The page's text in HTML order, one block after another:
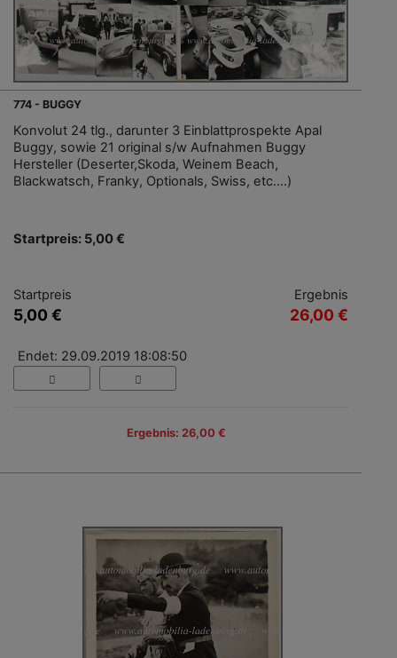
774 - BUGGY
Konvolut 24 tlg., darunter 3 Einblattprospekte Apal
Buggy, sowie 21 original s/w Aufnahmen Buggy
Hersteller (Deserter,Skoda, Weinem Beach,
Blackwatsch, Franky, Optionals, Swiss, etc....)
Startpreis: 5,00 €
Startpreis
5,00 €
Ergebnis
26,00 €
Endet: 29.09.2019 18:08:50
Ergebnis: 26,00 €